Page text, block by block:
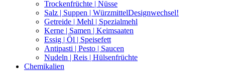
Trockenfrüchte | Nüsse
Salz | Suppen | WürzmittelDesignwechsel!
Getreide | Mehl | Spezialmehl
Kerne | Samen | Keimsaaten
Essig | Öl | Speisefett
Antipasti | Pesto | Saucen
Nudeln | Reis | Hülsenfrüchte
Chemikalien